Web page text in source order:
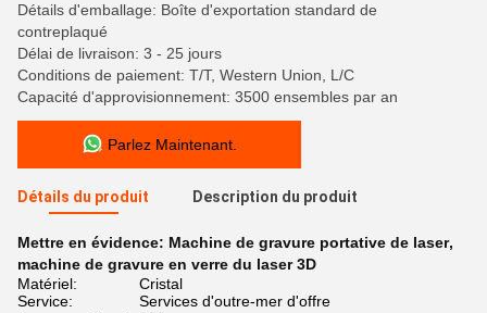
Détails d'emballage: Boîte d'exportation standard de
contreplaqué
Délai de livraison: 3 - 25 jours
Conditions de paiement: T/T, Western Union, L/C
Capacité d'approvisionnement: 3500 ensembles par an
Parlez Maintenant.
Détails du produit Description du produit
Mettre en évidence: Machine de gravure portative de laser,
machine de gravure en verre du laser 3D
Matériel:
Cristal
Service:
Services d'outre-mer d'offre